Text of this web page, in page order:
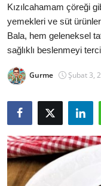
Gıda Güvenliği &
Kalori & Diyet
Mutfak Püf
Temel Gıda ve
İçecek Kültürü &
Yöresel Tarifler &
Kızılcahamam çöreği
yemekleri ve süt
Bala, hem geleneksel
sağlıklı beslenmeyi
Gurme Şubat 3,